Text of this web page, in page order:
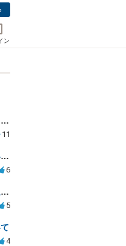
ン
自首するも被害届けがでていなかった場合
11
車内での事故による被害届対応についての相談
6
警察から窃盗の件で呼び出し、財布返却で自首すべきか？
5
4